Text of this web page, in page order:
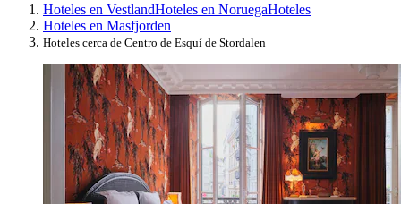
Hoteles en VestlandHoteles en NoruegaHoteles
Hoteles en Masfjorden
Hoteles cerca de Centro de Esquí de Stordalen